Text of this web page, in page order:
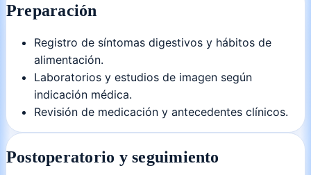
Preparación
Registro de síntomas digestivos y hábitos de
alimentación.
Laboratorios y estudios de imagen según
indicación médica.
Revisión de medicación y antecedentes clínicos.
Postoperatorio y seguimiento